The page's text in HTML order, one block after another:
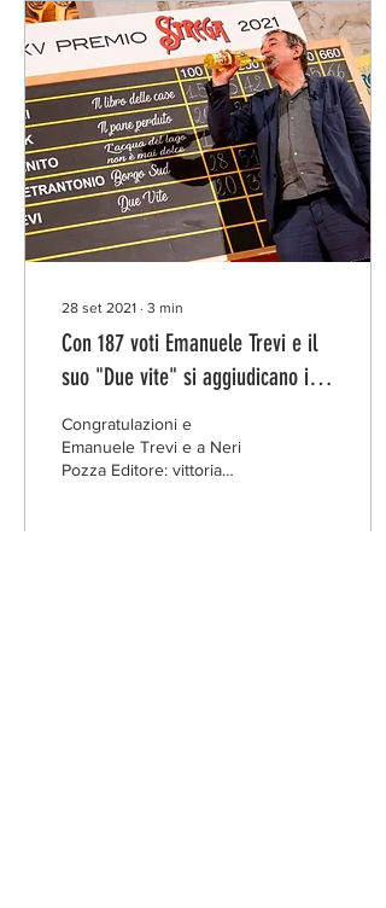
28 set 2021 ∙ 3 min
Con 187 voti Emanuele Trevi e il
suo "Due vite" si aggiudicano il
LXXV Premio Strega!
Congratulazioni e
Emanuele Trevi e a Neri
Pozza Editore: vittoria